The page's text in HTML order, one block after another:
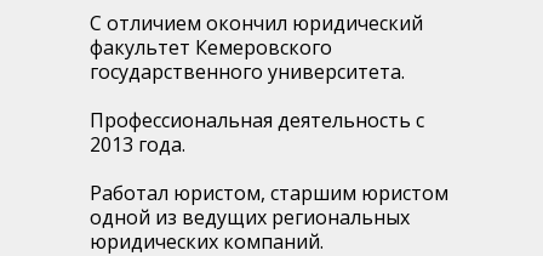
С отличием окончил юридический
факультет Кемеровского
государственного университета.
Профессиональная деятельность с
2013 года.
Работал юристом, старшим юристом
одной из ведущих региональных
юридических компаний.